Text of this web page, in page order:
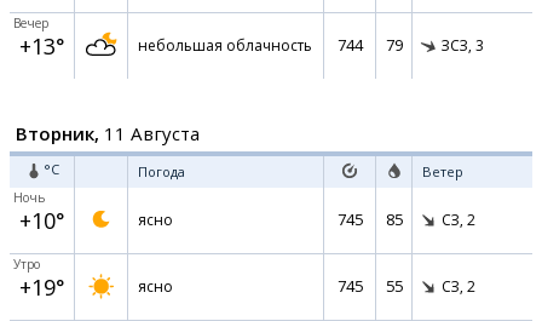
Вечер
+13° небольшая облачность 744 79 ЗСЗ, 3
Вторник, 11 Августа
°C Погода Ветер
Ночь
+10° ясно 745 85 СЗ, 2
Утро
+19° ясно 745 55 СЗ, 2